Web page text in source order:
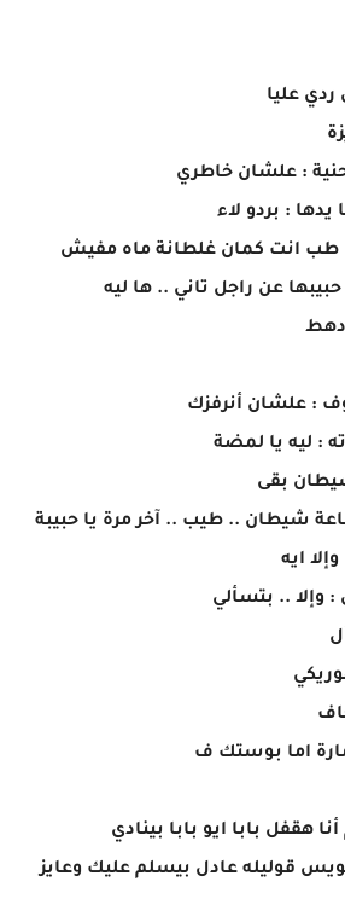
عليا
: علشان خاطري
: بردو لاء
انت كمان غلطانة ماه مفيش
عن راجل تاني .. ها ليه
دهط
: علشان أنرفزك
: ليه يا لمضة
بقى
شيطان .. طيب .. آخر مرة يا حبيبة
ايه
وإلا .. بتسألي
اما بوستك ف
هقفل بابا ايو بابا بينادي
قوليله عادل بيسلم عليك وعايز